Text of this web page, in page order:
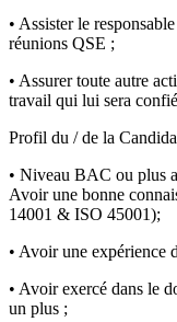
• Assister le
réunions QSE ;
• Assurer toute autre
travail qui lui sera
Profil du / de la
• Niveau BAC ou plus
Avoir une bonne
14001 & ISO 45001);
• Avoir une expérience
• Avoir exercé dans le
un plus ;